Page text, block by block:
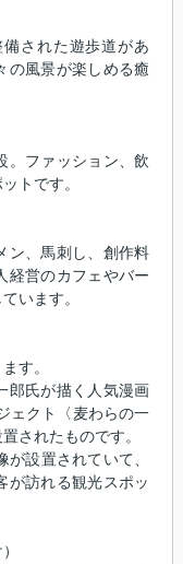
された遊歩道があ
の風景が楽しめる癒
。ファッション、飲
トです。
ン、馬刺し、創作料
経営のカフェやバー
います。
す。
郎氏が描く人気漫画
ェクト〈麦わらの一
されたものです。
設置されていて、
が訪れる観光スポッ